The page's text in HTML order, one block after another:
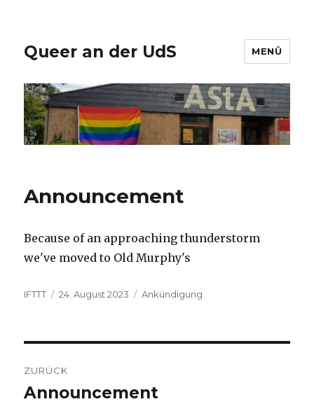
Queer an der UdS MENÜ
Announcement
Because of an approaching thunderstorm
we've moved to Old Murphy's
Autor
IFTTT
Veröffentlicht
24. August 2023 Kategorien
Ankündigung
ZURÜCK
Vorheriger
Announcement